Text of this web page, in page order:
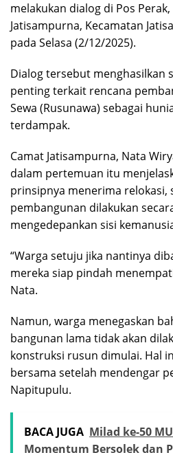
melakukan dialog di Pos
Jatisampurna, Kecamatan
pada Selasa (2/12/2025).
Dialog tersebut menghasilkan
penting terkait rencana
Sewa (Rusunawa) sebagai
terdampak.
Camat Jatisampurna, Nata
dalam pertemuan itu
prinsipnya menerima relokasi,
pembangunan dilakukan
mengedepankan sisi
“Warga setuju jika nantinya
mereka siap pindah
Nata.
Namun, warga menegaskan
bangunan lama tidak akan
konstruksi rusun dimulai. Hal
bersama setelah mendengar
Napitupulu.
BACA JUGA Milad ke-50
Momentum Bersolek dan